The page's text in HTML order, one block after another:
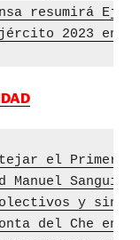
resumirá
2023 en el
el Primero
Manuel
y
del Che en